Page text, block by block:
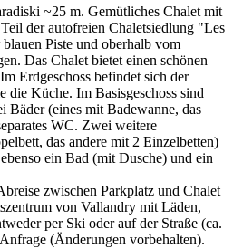
~25 m. Gemütliches Chalet mit
der autofreien Chaletsiedlung "Les
Piste und oberhalb vom
Das Chalet bietet einen schönen
Erdgeschoss befindet sich der
die Küche. Im Basisgeschoss sind
Bäder (eines mit Badewanne, das
WC. Zwei weitere
das andere mit 2 Einzelbetten)
ein Bad (mit Dusche) und ein
zwischen Parkplatz und Chalet
von Vallandry mit Läden,
per Ski oder auf der Straße (ca.
(Änderungen vorbehalten).